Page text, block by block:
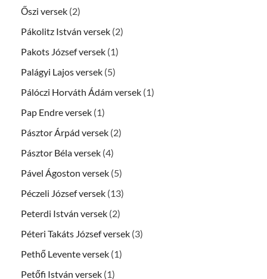
Őszi versek (2)
Pákolitz István versek (2)
Pakots József versek (1)
Palágyi Lajos versek (5)
Pálóczi Horváth Ádám versek (1)
Pap Endre versek (1)
Pásztor Árpád versek (2)
Pásztor Béla versek (4)
Pável Ágoston versek (5)
Péczeli József versek (13)
Peterdi István versek (2)
Péteri Takáts József versek (3)
Pethő Levente versek (1)
Petőfi István versek (1)